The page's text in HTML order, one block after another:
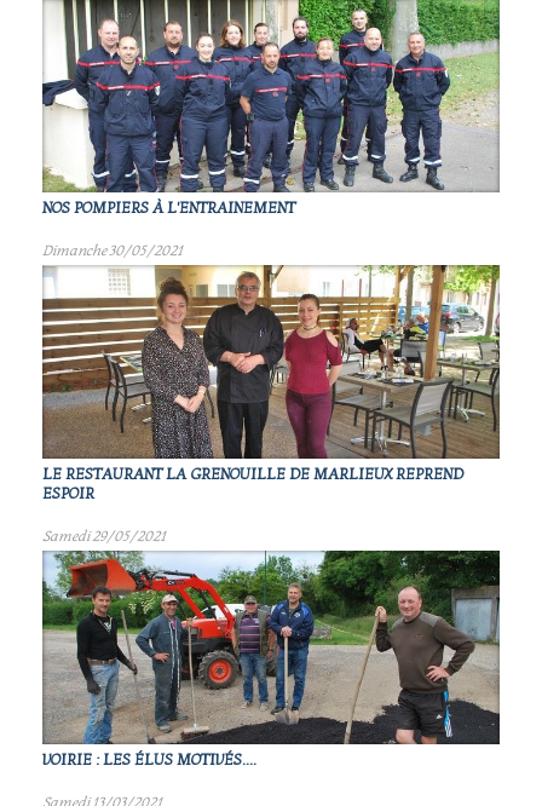
NOS POMPIERS À L'ENTRAINEMENT
Dimanche 30/05/2021
LE RESTAURANT LA GRENOUILLE DE MARLIEUX REPREND
ESPOIR
Samedi 29/05/2021
VOIRIE : LES ÉLUS MOTIVÉS....
Samedi 13/03/2021